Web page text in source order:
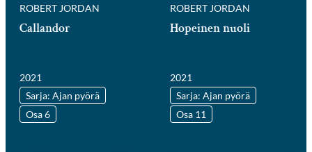
ROBERT JORDAN
Callandor
2021
Sarja: Ajan pyörä
Osa 6
ROBERT JORDAN
Hopeinen nuoli
2021
Sarja: Ajan pyörä
Osa 11